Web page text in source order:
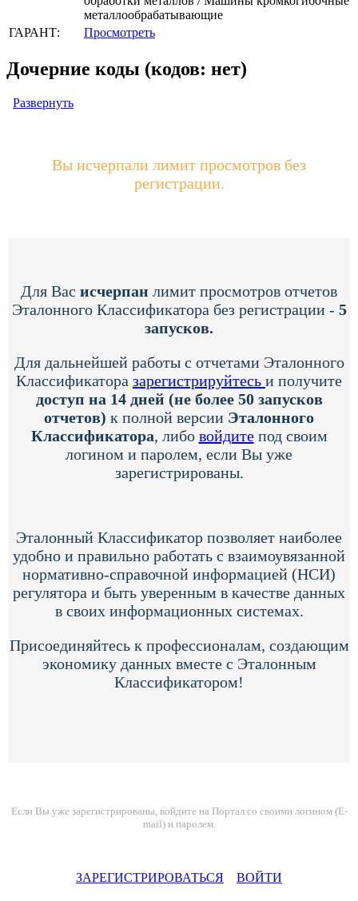
металлообрабатывающие
ГАРАНТ:
Просмотреть
Дочерние коды (кодов: нет)
Развернуть
Вы исчерпали лимит просмотров без
регистрации.
Для Вас исчерпан лимит просмотров отчетов
Эталонного Классификатора без регистрации - 5
запусков.
Для дальнейшей работы с отчетами Эталонного
Классификатора зарегистрируйтесь и получите
доступ на 14 дней (не более 50 запусков
отчетов) к полной версии Эталонного
Классификатора, либо войдитепод своим
логином и паролем, если Вы уже
зарегистрированы.
Эталонный Классификатор позволяет наиболее
удобно и правильно работать с взаимоувязанной
нормативно-справочной информацией (НСИ)
регулятора и быть уверенным в качестве данных
в своих информационных системах.
Присоединяйтесь к профессионалам, создающим
экономику данных вместе с Эталонным
Классификатором!
Если Вы уже зарегистрированы, войдите на Портал со своими логином (E-
mail) и паролем.
ЗАРЕГИСТРИРОВАТЬСЯ ВОЙТИ